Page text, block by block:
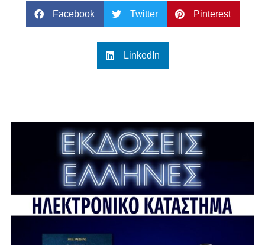
Facebook Twitter Pinterest
LinkedIn